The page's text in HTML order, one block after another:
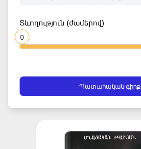
Տևողություն (ժամերով)
0
Պատահական գիրք